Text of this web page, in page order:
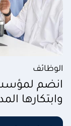
الوظائف
انضم
وابتكارها